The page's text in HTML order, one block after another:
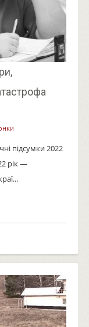
підсумки 2022
рік —